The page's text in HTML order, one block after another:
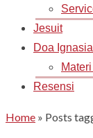
Jesuit
Doa
Resensi
Home » Posts